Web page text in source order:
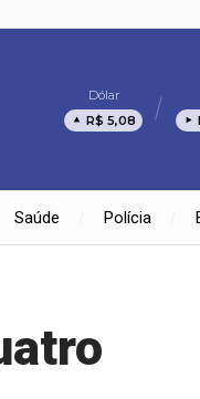
Dólar
R$ 5,08
Saúde Polícia